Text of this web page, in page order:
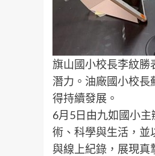
旗山國小校長李紋勝
潛力。油廠國小校
得持續發展。
6月5日由九如國小
術、科學與生活，並
與線上紀錄，展現真